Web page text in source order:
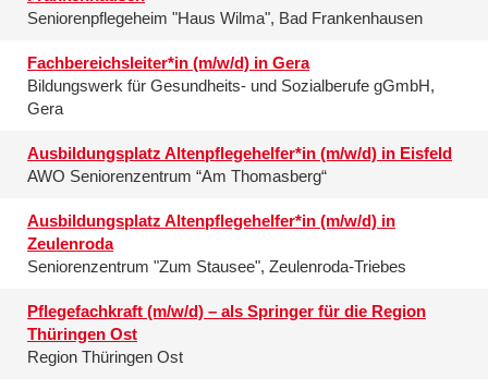
Seniorenpflegeheim "Haus Wilma", Bad Frankenhausen
Fachbereichsleiter*in (m/w/d) in Gera
Bildungswerk für Gesundheits- und Sozialberufe gGmbH,
Gera
Ausbildungsplatz Altenpflegehelfer*in (m/w/d) in Eisfeld
AWO Seniorenzentrum “Am Thomasberg“
Ausbildungsplatz Altenpflegehelfer*in (m/w/d) in
Zeulenroda
Seniorenzentrum "Zum Stausee", Zeulenroda-Triebes
Pflegefachkraft (m/w/d) – als Springer für die Region
Thüringen Ost
Region Thüringen Ost